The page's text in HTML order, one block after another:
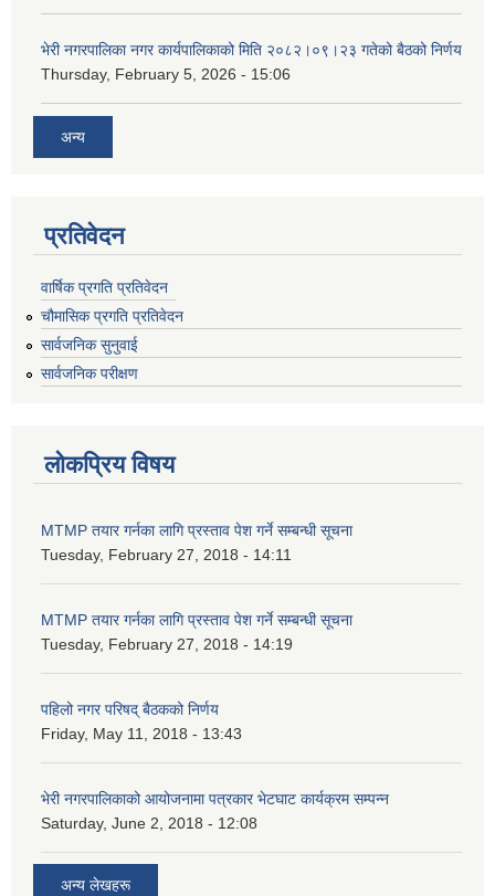
भेरी नगरपालिका नगर कार्यपालिकाको मिति २०८२।०९।२३ गतेको बैठको निर्णय
Thursday, February 5, 2026 - 15:06
अन्य
प्रतिवेदन
वार्षिक प्रगति प्रतिवेदन
चौमासिक प्रगति प्रतिवेदन
सार्वजनिक सुनुवाई
सार्वजनिक परीक्षण
लोकप्रिय विषय
MTMP तयार गर्नका लागि प्रस्ताव पेश गर्ने सम्बन्धी सूचना
Tuesday, February 27, 2018 - 14:11
MTMP तयार गर्नका लागि प्रस्ताव पेश गर्ने सम्बन्धी सूचना
Tuesday, February 27, 2018 - 14:19
पहिलो नगर परिषद् बैठकको निर्णय
Friday, May 11, 2018 - 13:43
भेरी नगरपालिकाको आयोजनामा पत्रकार भेटघाट कार्यक्रम सम्पन्न
Saturday, June 2, 2018 - 12:08
अन्य लेखहरू